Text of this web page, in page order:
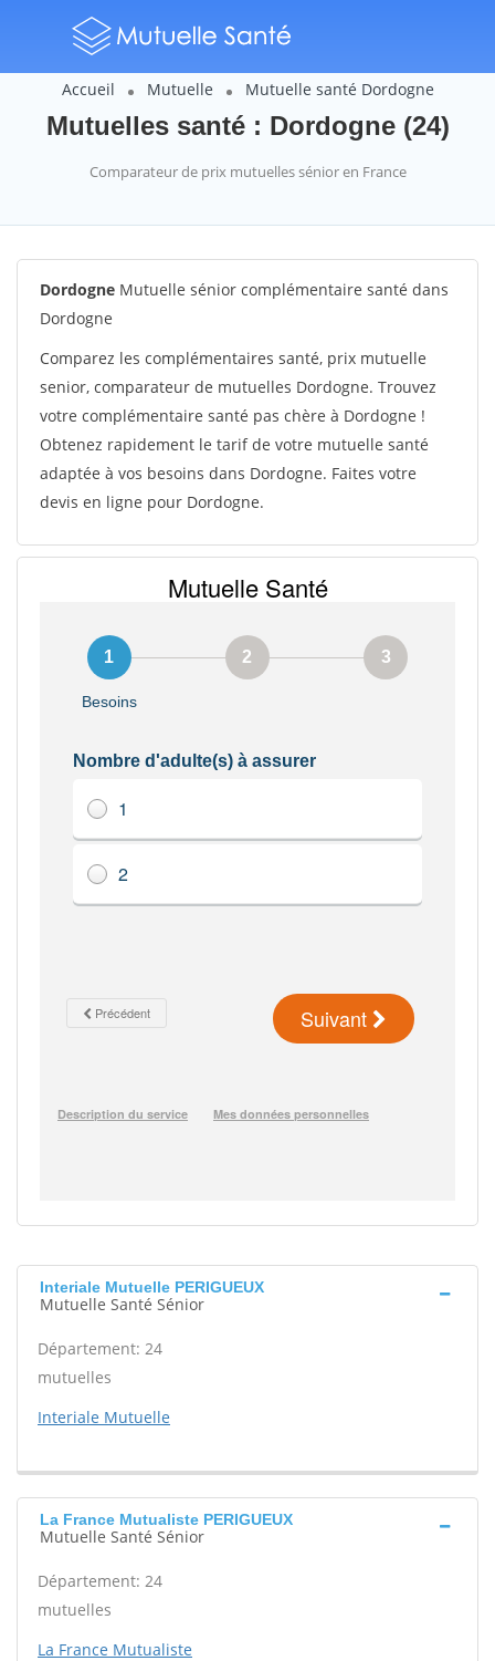
Accueil Mutuelle Mutuelle santé Dordogne
Mutuelles santé : Dordogne (24)
Comparateur de prix mutuelles sénior en France
Dordogne Mutuelle sénior complémentaire santé dans
Dordogne
Comparez les complémentaires santé, prix mutuelle
senior, comparateur de mutuelles Dordogne. Trouvez
votre complémentaire santé pas chère à Dordogne !
Obtenez rapidement le tarif de votre mutuelle santé
adaptée à vos besoins dans Dordogne. Faites votre
devis en ligne pour Dordogne.
Interiale Mutuelle PERIGUEUX
Mutuelle Santé Sénior
Département: 24
mutuelles
Interiale Mutuelle
La France Mutualiste PERIGUEUX
Mutuelle Santé Sénior
Département: 24
mutuelles
La France Mutualiste